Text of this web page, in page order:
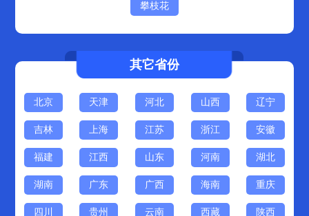
攀枝花
其它省份
北京 天津 河北 山西 辽宁
吉林 上海 江苏 浙江 安徽
福建 江西 山东 河南 湖北
湖南 广东 广西 海南 重庆
四川 贵州 云南 西藏 陕西